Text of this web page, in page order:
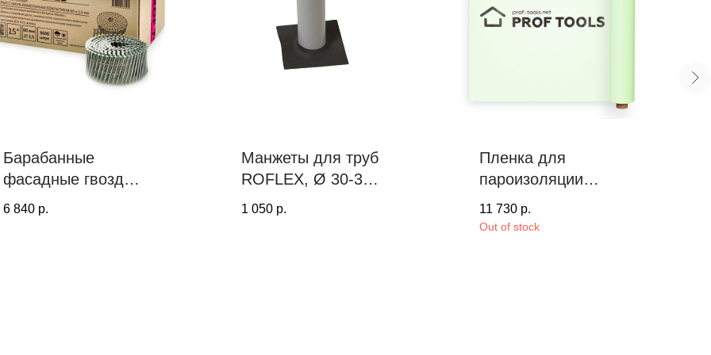
Барабанные
фасадные гвозди
PROF TOOLS
6 840 р.
Манжеты для труб
ROFLEX, Ø 30-320
мм
1 050 р.
Пленка для
пароизоляции
PROF TOOLS, 150
m²
11 730 р.
Out of stock